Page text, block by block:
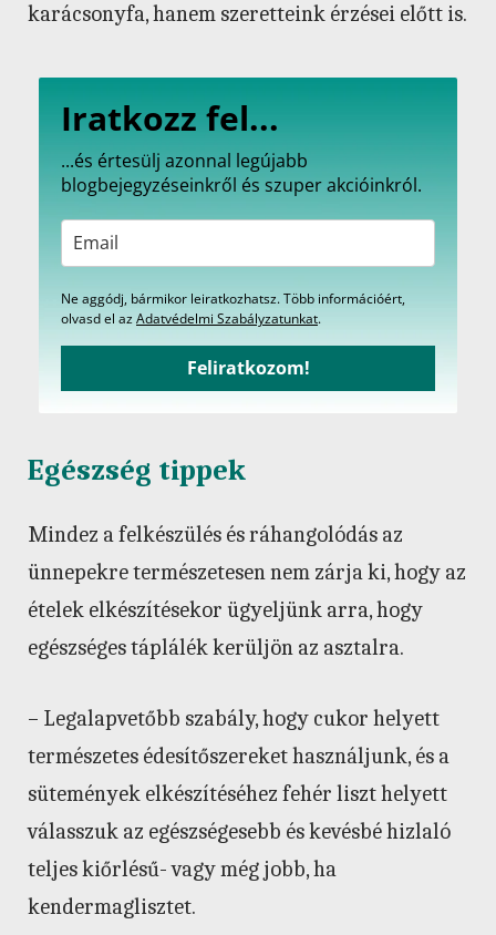
karácsonyfa, hanem szeretteink érzései előtt is.
Iratkozz fel...
...és értesülj azonnal legújabb
blogbejegyzéseinkről és szuper akcióinkról.
Ne aggódj, bármikor leiratkozhatsz. Több információért,
olvasd el azAdatvédelmi Szabályzatunkat.
Feliratkozom!
Egészség tippek
Mindez a felkészülés és ráhangolódás az
ünnepekre természetesen nem zárja ki, hogy az
ételek elkészítésekor ügyeljünk arra, hogy
egészséges táplálék kerüljön az asztalra.
– Legalapvetőbb szabály, hogy cukor helyett
természetes édesítőszereket használjunk, és a
sütemények elkészítéséhez fehér liszt helyett
válasszuk az egészségesebb és kevésbé hizlaló
teljes kiőrlésű- vagy még jobb, ha
kendermaglisztet.